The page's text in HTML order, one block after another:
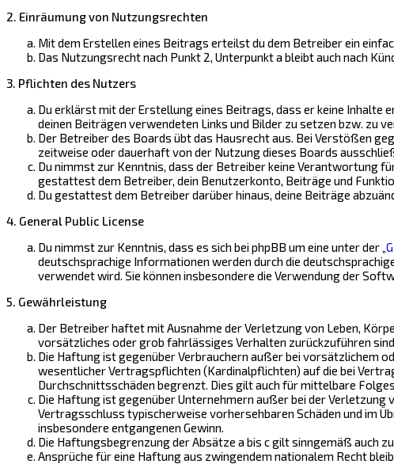
2. Einräumung von Nutzungsrechten
Mit dem Erstellen eines Beitrags erteilst du dem Betreiber ein
Das Nutzungsrecht nach Punkt 2, Unterpunkt a bleibt auch nach
3. Pflichten des Nutzers
Du erklärst mit der Erstellung eines Beitrags, dass er keine Inhalte
deinen Beiträgen verwendeten Links und Bilder zu setzen bzw. zu
Der Betreiber des Boards übt das Hausrecht aus. Bei Verstößen
zeitweise oder dauerhaft von der Nutzung dieses Boards
Du nimmst zur Kenntnis, dass der Betreiber keine Verantwortung
gestattest dem Betreiber, dein Benutzerkonto, Beiträge und
Du gestattest dem Betreiber darüber hinaus, deine Beiträge
4. General Public License
Du nimmst zur Kenntnis, dass es sich bei phpBB um eine unter der „
deutschsprachige Informationen werden durch die
verwendet wird. Sie können insbesondere die Verwendung der
5. Gewährleistung
Der Betreiber haftet mit Ausnahme der Verletzung von Leben,
vorsätzliches oder grob fahrlässiges Verhalten zurückzuführen
Die Haftung ist gegenüber Verbrauchern außer bei vorsätzlichem
wesentlicher Vertragspflichten (Kardinalpflichten) auf die bei
Durchschnittsschäden begrenzt. Dies gilt auch für mittelbare
Die Haftung ist gegenüber Unternehmern außer bei der
Vertragsschluss typischerweise vorhersehbaren Schäden und im
insbesondere entgangenen Gewinn.
Die Haftungsbegrenzung der Absätze a bis c gilt sinngemäß auch
Ansprüche für eine Haftung aus zwingendem nationalem Recht